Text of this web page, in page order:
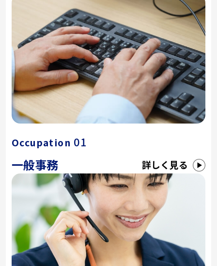
Occupation 01
一般事務 詳しく見る